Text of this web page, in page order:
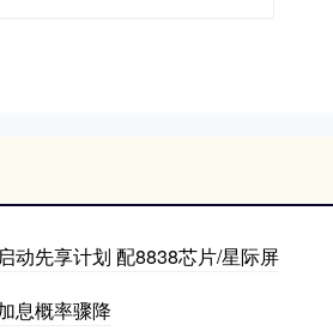
动先享计划 配8838芯片/星际屏
息概率骤降